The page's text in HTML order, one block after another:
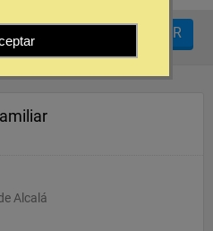
Familiar FILTRAR
Alcalá